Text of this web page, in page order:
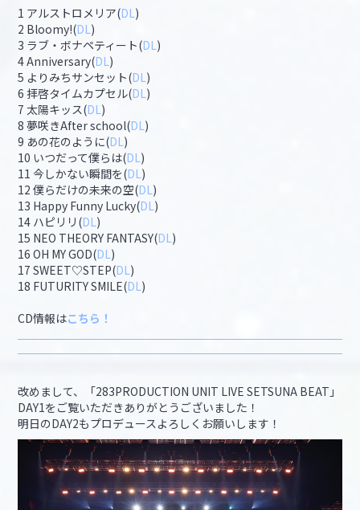
1 アルストロメリア(DL)
2 Bloomy!(DL)
3 ラブ・ボナペティート(DL)
4 Anniversary(DL)
5 よりみちサンセット(DL)
6 拝啓タイムカプセル(DL)
7 太陽キッス(DL)
8 夢咲きAfter school(DL)
9 あの花のように(DL)
10 いつだって僕らは(DL)
11 今しかない瞬間を(DL)
12 僕らだけの未来の空(DL)
13 Happy Funny Lucky(DL)
14 ハピリリ(DL)
15 NEO THEORY FANTASY(DL)
16 OH MY GOD(DL)
17 SWEET♡STEP(DL)
18 FUTURITY SMILE(DL)
CD情報はこちら！
改めまして、「283PRODUCTION UNIT LIVE SETSUNA BEAT」
DAY1をご覧いただきありがとうございました！
明日のDAY2もプロデュースよろしくお願いします！